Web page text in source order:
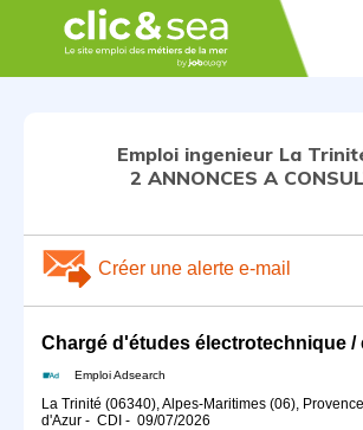
Emploi ingenieur La
2 ANNONCES A
Créer une alerte e-mail
Emploi Adsearch
La Trinité (06340), Alpes-Maritimes (06),
d'Azur - CDI - 09/07/2026